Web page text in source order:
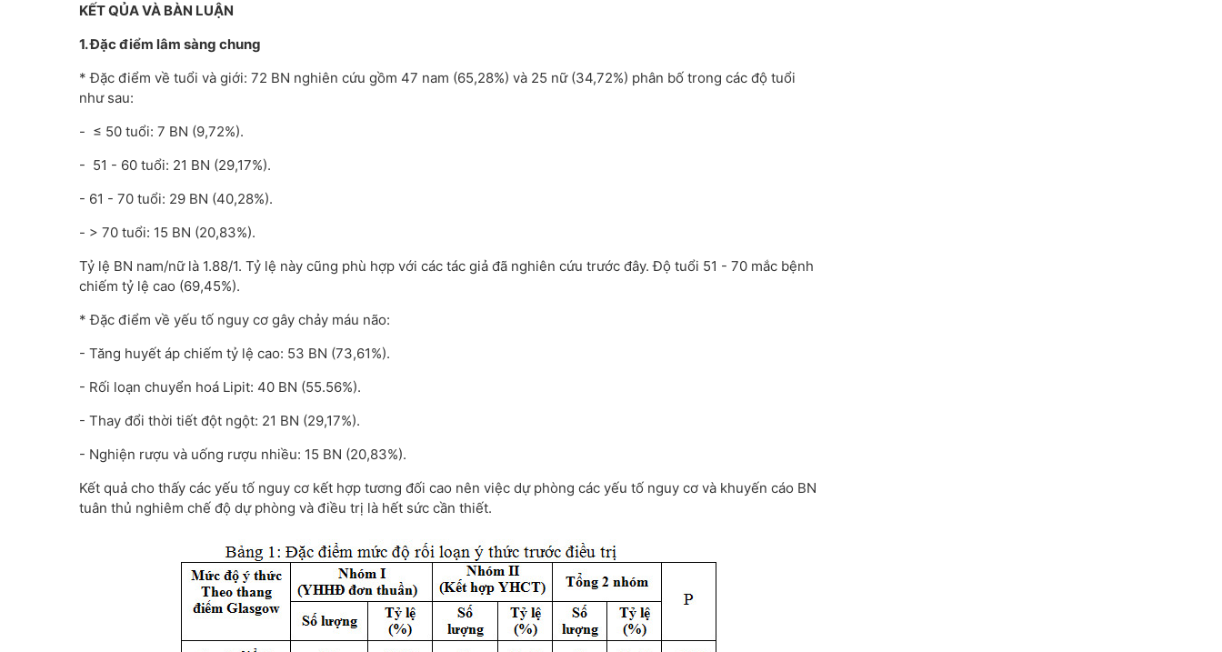
KẾT QỦA VÀ BÀN LUẬN
1. Đặc điểm lâm sàng chung
* Đặc điểm về tuổi và giới: 72 BN nghiên cứu gồm 47 nam (65,28%) và 25 nữ (34,72%) phân bố trong các độ tuổi
như sau:
- ≤ 50 tuổi: 7 BN (9,72%).
- 51 - 60 tuổi: 21 BN (29,17%).
- 61 - 70 tuổi: 29 BN (40,28%).
- > 70 tuổi: 15 BN (20,83%).
Tỷ lệ BN nam/nữ là 1.88/1. Tỷ lệ này cũng phù hợp với các tác giả đã nghiên cứu trước đây. Độ tuổi 51 - 70 mắc bệnh
chiếm tỷ lệ cao (69,45%).
* Đặc điểm về yếu tố nguy cơ gây chảy máu não:
- Tăng huyết áp chiếm tỷ lệ cao: 53 BN (73,61%).
- Rối loạn chuyển hoá Lipit: 40 BN (55.56%).
- Thay đổi thời tiết đột ngột: 21 BN (29,17%).
- Nghiện rượu và uống rượu nhiều: 15 BN (20,83%).
Kết quả cho thấy các yếu tố nguy cơ kết hợp tương đối cao nên việc dự phòng các yếu tố nguy cơ và khuyến cáo BN
tuân thủ nghiêm chế độ dự phòng và điều trị là hết sức cần thiết.